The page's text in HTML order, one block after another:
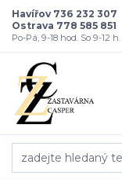
Havířov 736 232 307
Ostrava 778 585 851
Po-Pá, 9-18 hod. So 9-12 h.